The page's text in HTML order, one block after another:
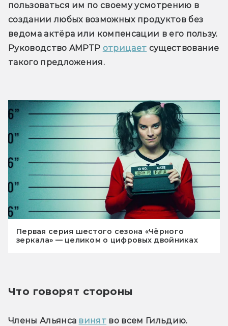
пользоваться им по своему усмотрению в
создании любых возможных продуктов без
ведома актёра или компенсации в его пользу.
Руководство AMPTP отрицает существование
такого предложения.
Первая серия шестого сезона «Чёрного
зеркала» — целиком о цифровых двойниках
Что говорят стороны
Члены Альянса винят во всем Гильдию.